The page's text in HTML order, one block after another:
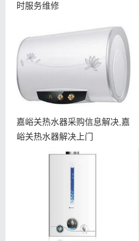
时服务维修
嘉峪关热水器采购信息解决,嘉
峪关热水器解决上门